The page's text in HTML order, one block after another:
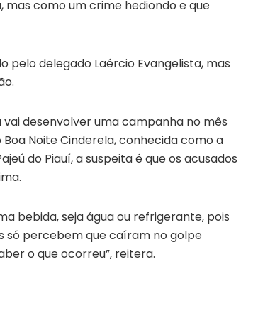
como um crime hediondo e que
pelo delegado Laércio Evangelista, mas
vai desenvolver uma campanha no mês
Noite Cinderela, conhecida como a
do Piauí, a suspeita é que os acusados
bebida, seja água ou refrigerante, pois
só percebem que caíram no golpe
o que ocorreu”, reitera.